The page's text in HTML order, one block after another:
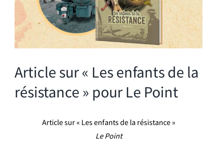
Article sur « Les enfants de la
résistance » pour Le Point
Article sur « Les enfants de la résistance »
Le Point